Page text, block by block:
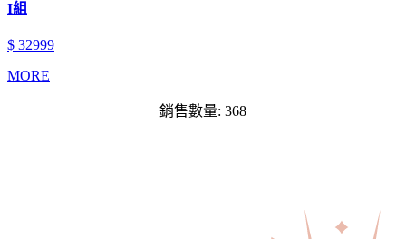
I組
$ 32999
MORE
銷售數量: 368